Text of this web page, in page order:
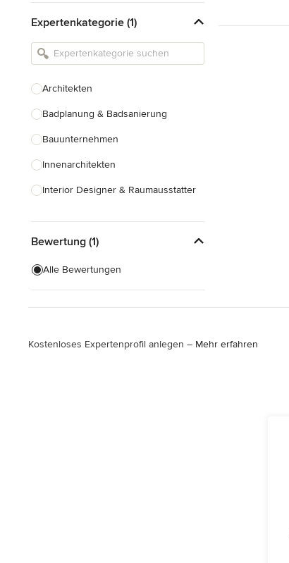
Expertenkategorie (1)
Architekten
Badplanung & Badsanierung
Bauunternehmen
Innenarchitekten
Interior Designer & Raumausstatter
Landschaftsarchitekten
Armaturen & Sanitärbedarf
Beleuchtung
Alle anzeigen
Bewertung (1)
Alle Bewertungen
Kostenloses Expertenprofil anlegen – Mehr erfahren